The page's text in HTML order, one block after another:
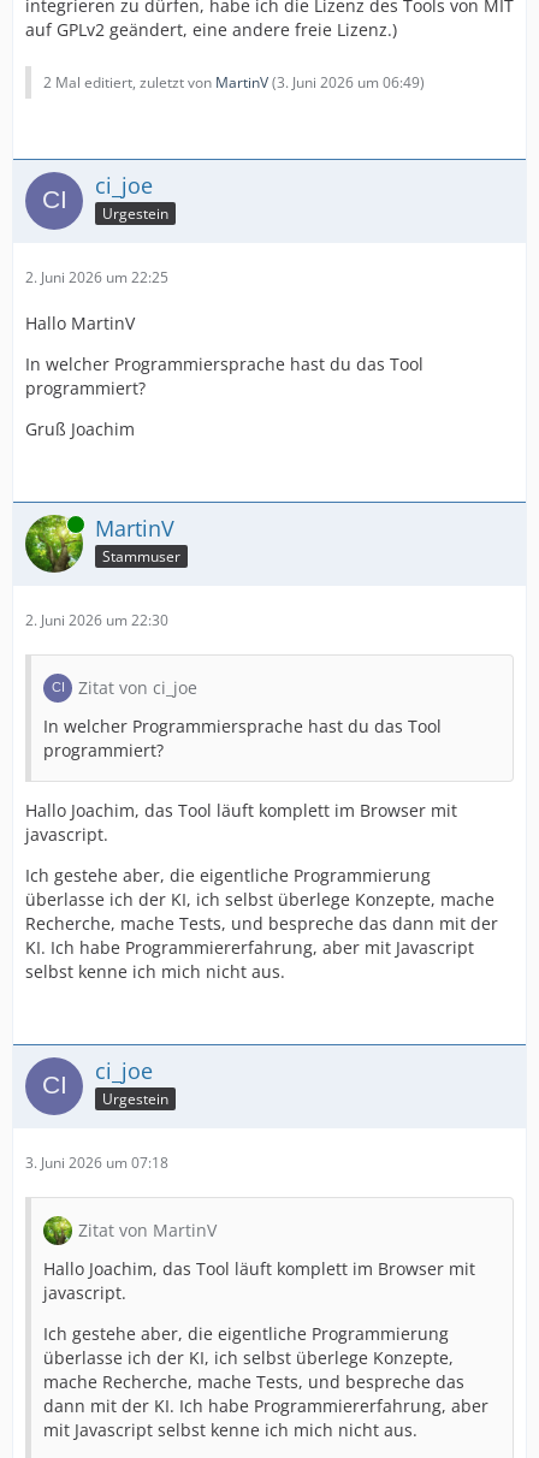
integrieren zu dürfen, habe ich die Lizenz des Tools von MIT
auf GPLv2 geändert, eine andere freie Lizenz.)
2 Mal editiert, zuletzt von MartinV(3. Juni 2026 um 06:49)
ci_joe
Urgestein
2. Juni 2026 um 22:25
Hallo MartinV
In welcher Programmiersprache hast du das Tool
programmiert?
Gruß Joachim
Online MartinV
Stammuser
2. Juni 2026 um 22:30
Zitat von ci_joe
In welcher Programmiersprache hast du das Tool
programmiert?
Hallo Joachim, das Tool läuft komplett im Browser mit
javascript.
Ich gestehe aber, die eigentliche Programmierung
überlasse ich der KI, ich selbst überlege Konzepte, mache
Recherche, mache Tests, und bespreche das dann mit der
KI. Ich habe Programmiererfahrung, aber mit Javascript
selbst kenne ich mich nicht aus.
ci_joe
Urgestein
3. Juni 2026 um 07:18
Zitat von MartinV
Hallo Joachim, das Tool läuft komplett im Browser mit
javascript.
Ich gestehe aber, die eigentliche Programmierung
überlasse ich der KI, ich selbst überlege Konzepte,
mache Recherche, mache Tests, und bespreche das
dann mit der KI. Ich habe Programmiererfahrung, aber
mit Javascript selbst kenne ich mich nicht aus.